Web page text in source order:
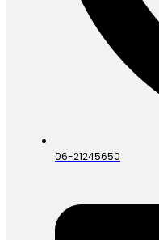
06-21245650